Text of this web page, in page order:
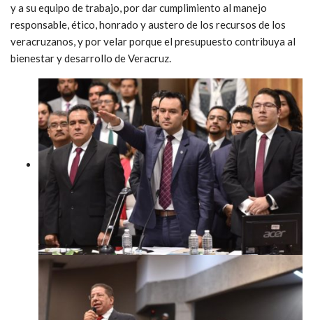
y a su equipo de trabajo, por dar cumplimiento al manejo
responsable, ético, honrado y austero de los recursos de los
veracruzanos, y por velar porque el presupuesto contribuya al
bienestar y desarrollo de Veracruz.